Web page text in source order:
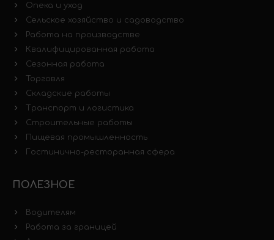
Опека и уход
Сельское хозяйство и садоводство
Работа на производстве
Квалифицированная работа
Сезонная работа
Торговля
Складские работы
Транспорт и логистика
Строительные работы
Пищевая промышленность
Гостинично-ресторанная сфера
ПОЛЕЗНОЕ
Водителям
Работа за границей